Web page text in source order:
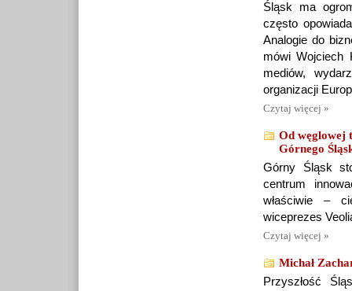
Śląsk ma
często
Analogie do
mówi Wojciech
mediów,
organizacji
Czytaj więcej »
Od węglowej
Górnego
Górny Śląsk
centrum
właściwie –
wiceprezes
Czytaj więcej »
Michał
Przyszłość